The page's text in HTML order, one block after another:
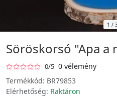
1 /
Söröskorsó "Apa a
0/5 0 vélemény
Termékkód: BR79853
Elérhetőség: Raktáron